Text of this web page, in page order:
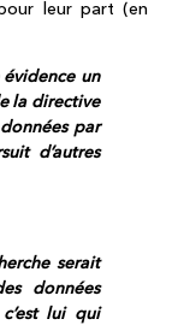
leur part (en
un
la directive
par
d’autres
serait
données
lui qui